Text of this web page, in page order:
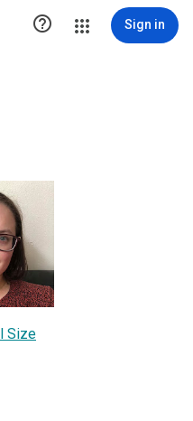
 Sign in
Size